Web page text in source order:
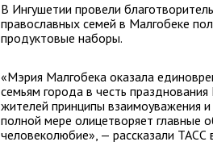
В Ингушетии провели
православных семей в Малгобеке
продуктовые наборы.
«Мэрия Малгобека оказала
семьям города в честь
жителей принципы взаимоуважения
полной мере олицетворяет главные
человеколюбие», — рассказали ТАСС